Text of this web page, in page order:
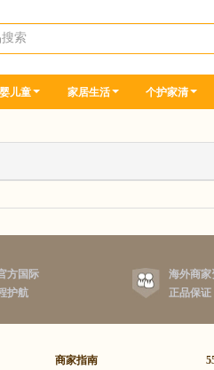
儿童 家居生活 个护家清
方国际
护航
海外商家
正品保证
商家指南